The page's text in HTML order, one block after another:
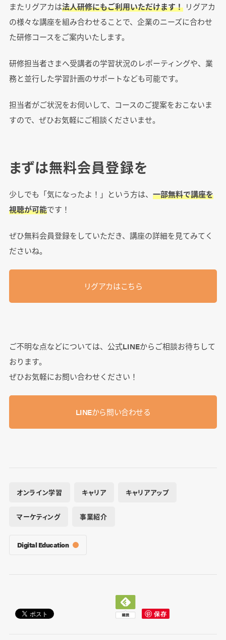
またリグアカは法人研修にもご利用いただけます！リグアカ
の様々な講座を組み合わせることで、企業のニーズに合わせ
た研修コースをご案内いたします。
研修担当者さまへ受講者の学習状況のレポーティングや、業
務と並行した学習計画のサポートなども可能です。
担当者がご状況をお伺いして、コースのご提案をおこないま
すので、ぜひお気軽にご相談くださいませ。
まずは無料会員登録を
少しでも「気になったよ！」という方は、 一部無料で講座を
視聴が可能です！
ぜひ無料会員登録をしていただき、講座の詳細を見てみてく
ださいね。
リグアカはこちら
ご不明な点などについては、公式LINEからご相談お待ちして
おります。
ぜひお気軽にお問い合わせください！
LINEから問い合わせる
オンライン学習 キャリア キャリアアップ
マーケティング 事業紹介
Digital Education